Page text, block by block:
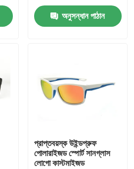
অনুসন্ধান পাঠান
প্রাপ্তবয়স্ক উইন্ডপ্রুফ
পোলারাইজড স্পোর্ট সানগ্লাস
লোগো কাস্টমাইজড